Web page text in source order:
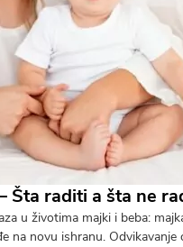
Šta raditi a šta ne
u životima majki i beba:
na novu ishranu.